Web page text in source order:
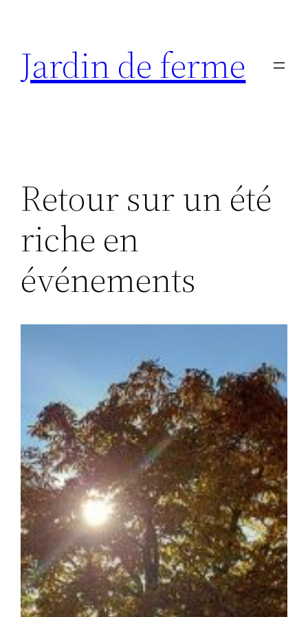
contenu
Jardin de ferme
Retour sur un été
riche en
événements